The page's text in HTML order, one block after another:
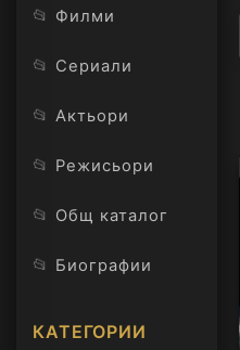
📂 Филми
📂 Сериали
📂 Актьори
📂 Режисьори
📂 Общ каталог
📂 Биографии
КАТЕГОРИИ